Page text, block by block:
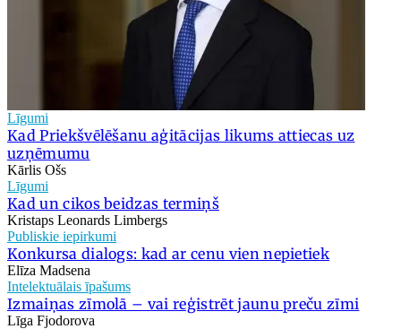
Līgumi
Kad Priekšvēlēšanu aģitācijas likums attiecas uz
uzņēmumu
Kārlis Ošs
Līgumi
Kad un cikos beidzas termiņš
Kristaps Leonards Limbergs
Publiskie iepirkumi
Konkursa dialogs: kad ar cenu vien nepietiek
Elīza Madsena
Intelektuālais īpašums
Izmaiņas zīmolā – vai reģistrēt jaunu preču zīmi
Līga Fjodorova